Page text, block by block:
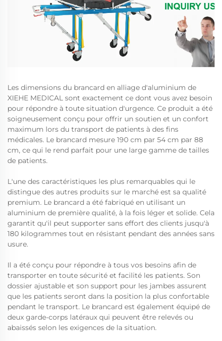
Les dimensions du brancard en alliage d'aluminium de
XIEHE MEDICAL sont exactement ce dont vous avez besoin
pour répondre à toute situation d'urgence. Ce produit a été
soigneusement conçu pour offrir un soutien et un confort
maximum lors du transport de patients à des fins
médicales. Le brancard mesure 190 cm par 54 cm par 88
cm, ce qui le rend parfait pour une large gamme de tailles
de patients.
L'une des caractéristiques les plus remarquables qui le
distingue des autres produits sur le marché est sa qualité
premium. Le brancard a été fabriqué en utilisant un
aluminium de première qualité, à la fois léger et solide. Cela
garantit qu'il peut supporter sans effort des clients jusqu'à
180 kilogrammes tout en résistant pendant des années sans
usure.
Il a été conçu pour répondre à tous vos besoins afin de
transporter en toute sécurité et facilité les patients. Son
dossier ajustable et son support pour les jambes assurent
que les patients seront dans la position la plus confortable
pendant le transport. Le brancard est également équipé de
deux garde-corps latéraux qui peuvent être relevés ou
abaissés selon les exigences de la situation.